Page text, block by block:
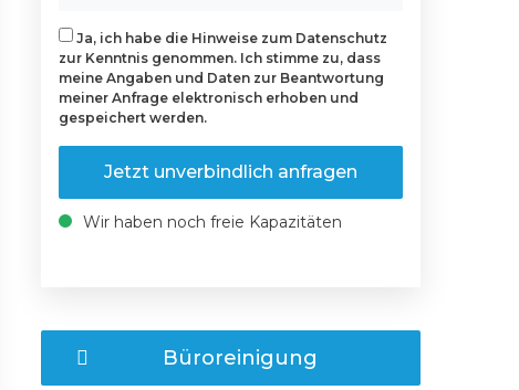
Ja, ich habe die Hinweise zum Datenschutz
zur Kenntnis genommen. Ich stimme zu, dass
meine Angaben und Daten zur Beantwortung
meiner Anfrage elektronisch erhoben und
gespeichert werden.
Jetzt unverbindlich anfragen
Wir haben noch freie Kapazitäten
Büroreinigung